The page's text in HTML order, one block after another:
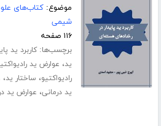
موضوع:کتاب‌های
شیمی
۱۱۶ صفحه
برچسب‌ها:کاربرد ید
ید، عوارض ید
رادیواکتیو، ساختار ید،
ید درمانی، عوارض ید